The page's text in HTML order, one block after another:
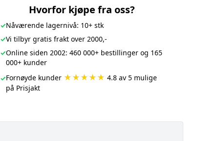
Hvorfor kjøpe fra oss?
✓Nåværende lagernivå: 10+ stk
✓Vi tilbyr gratis frakt over 2000,-
✓Online siden 2002: 460 000+ bestillinger og 165
000+ kunder
✓Fornøyde kunder ★★★★★ 4.8 av 5 mulige
på Prisjakt